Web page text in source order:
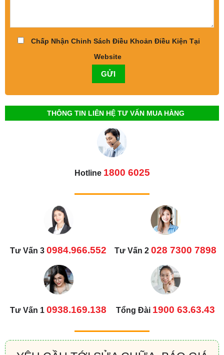
Chấp Nhận Chinh Sách Điều Khoản Điều Kiện Tại
Website
THÔNG TIN LIÊN HỆ TƯ VẤN MUA HÀNG
Hotline 1800 6025
Tư Vấn 3 0984.966.552 Tư Vấn 2 028 7300 7898
Tư Vấn 1 0938.169.138 Tổng Đài 1900 63.63.43